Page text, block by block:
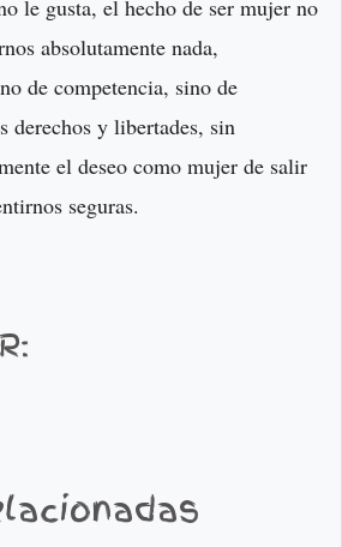
le gusta, el hecho de ser mujer no
absolutamente nada,
de competencia, sino de
derechos y libertades, sin
el deseo como mujer de salir
seguras.